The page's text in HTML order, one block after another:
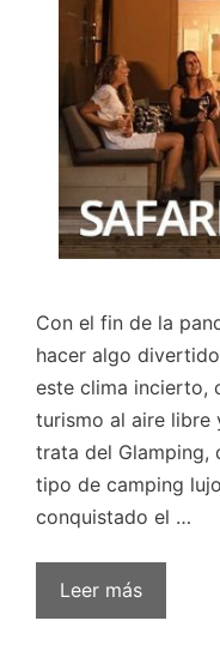
Con el fin de la
hacer algo
este clima incierto,
turismo al aire libre
trata del Glamping,
tipo de camping
conquistado el …
Leer más